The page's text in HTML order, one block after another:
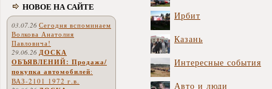
НОВОЕ НА САЙТЕ
03.07.26 Сегодня вспоминаем
Волкова Анатолия
Павловича!
29.06.26 ДОСКА
ОБЪЯВЛЕНИЙ: Продажа/
покупка автомобилей:
ВАЗ-2101 1972 г.в.
Ирбит
Казань
Интересные события
Авто и люди